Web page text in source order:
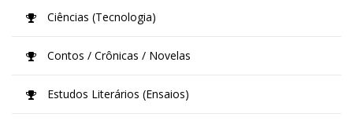
Ciências (Tecnologia)
Contos / Crônicas / Novelas
Estudos Literários (Ensaios)